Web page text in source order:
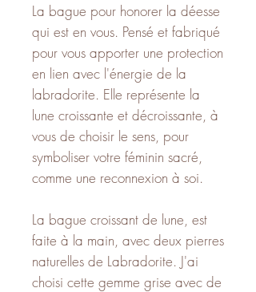
La bague pour honorer la déesse
qui est en vous. Pensé et fabriqué
pour vous apporter une protection
en lien avec l'énergie de la
labradorite. Elle représente la
lune croissante et décroissante, à
vous de choisir le sens, pour
symboliser votre féminin sacré,
comme une reconnexion à soi.
La bague croissant de lune, est
faite à la main, avec deux pierres
naturelles de Labradorite. J'ai
choisi cette gemme grise avec de